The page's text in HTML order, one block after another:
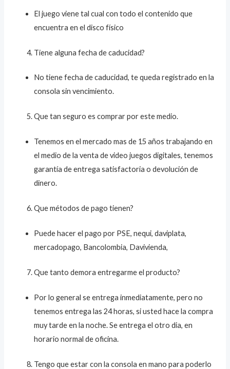
El juego viene tal cual con todo el contenido que
encuentra en el disco físico
Tiene alguna fecha de caducidad?
No tiene fecha de caducidad, te queda registrado en la
consola sin vencimiento.
Que tan seguro es comprar por este medio.
Tenemos en el mercado mas de 15 años trabajando en
el medio de la venta de video juegos digitales, tenemos
garantía de entrega satisfactoria o devolución de
dinero.
Que métodos de pago tienen?
Puede hacer el pago por PSE, nequi, daviplata,
mercadopago, Bancolombia, Davivienda,
Que tanto demora entregarme el producto?
Por lo general se entrega inmediatamente, pero no
tenemos entrega las 24 horas, si usted hace la compra
muy tarde en la noche. Se entrega el otro dia, en
horario normal de oficina.
Tengo que estar con la consola en mano para poderlo